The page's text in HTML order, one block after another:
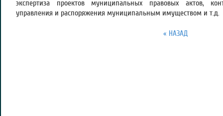
экспертиза проектов муниципальных правовых актов,
управления и распоряжения муниципальным имуществом и т.д.
« НАЗАД